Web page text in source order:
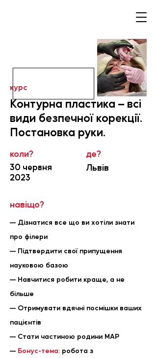
Контурна пластика – всі
види безпечної корекції.
Постановка руки.
курс
коли?
30 червня
2023
де?
Львів
навіщо?
— Дізнатися все що ви хотіли знати
про філери
— Підтвердити свої припущення
науковою базою
— Навчитися робити краще, а не
більше
— Отримувати вдячні посмішки ваших
пацієнтів
— Стати частиною родини МАР
— Бонус-тема: робота з